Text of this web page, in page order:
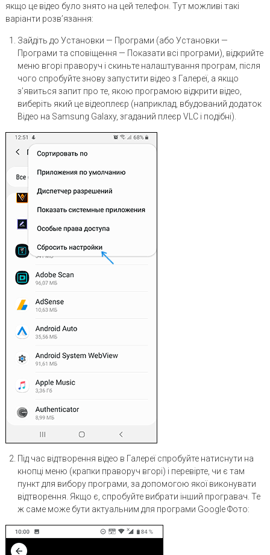
якщо це відео було знято на цей телефон. Тут можливі такі
варіанти розв’язання:
Зайдіть до Установки — Програми (або Установки —
Програми та сповіщення — Показати всі програми), відкрийте
меню вгорі праворуч і скиньте налаштування програм, після
чого спробуйте знову запустити відео з Галереї, а якщо
з’явиться запит про те, якою програмою відкрити відео,
виберіть який це відеоплеєр (наприклад, вбудований додаток
Відео на Samsung Galaxy, згаданий плеєр VLC і подібні).
Під час відтворення відео в Галереї спробуйте натиснути на
кнопці меню (крапки праворуч вгорі) і перевірте, чи є там
пункт для вибору програми, за допомогою якої виконувати
відтворення. Якщо є, спробуйте вибрати інший програвач. Те
ж саме може бути актуальним для програми Google Фото: